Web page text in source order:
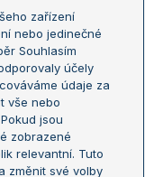
zařízení
nebo jedinečné
Souhlasím
účely
údaje za
vše nebo
jsou
zobrazené
relevantní. Tuto
změnit své volby